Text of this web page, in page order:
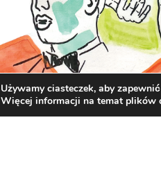
Używamy ciasteczek, aby
Więcej informacji na temat plików